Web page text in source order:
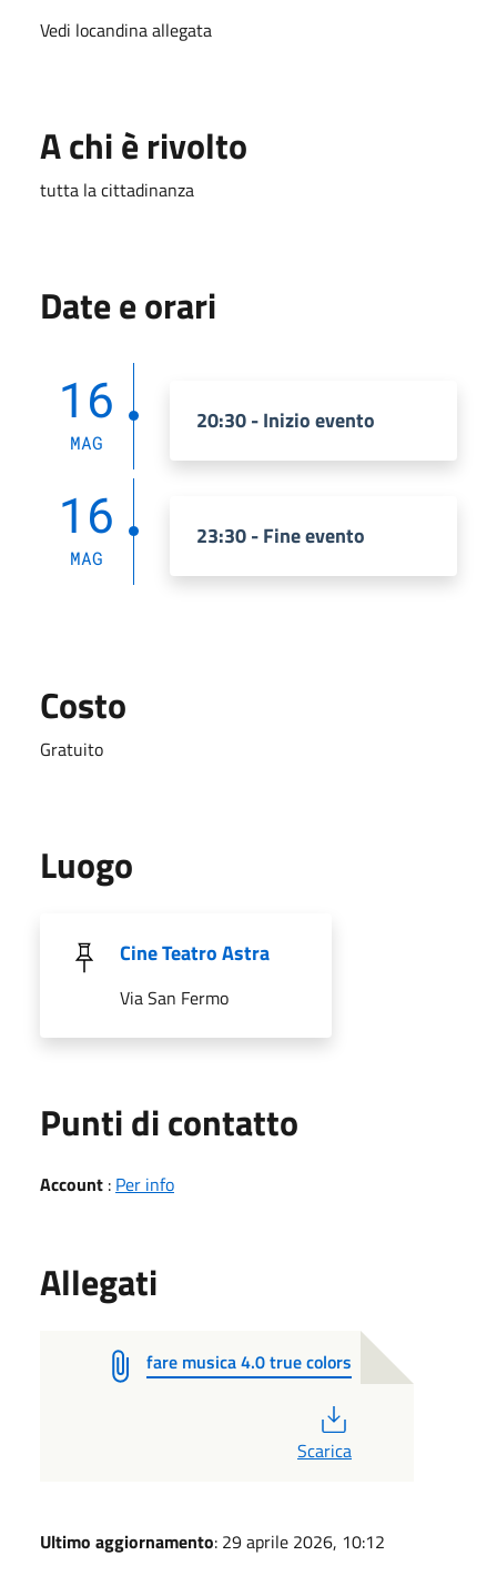
Vedi locandina allegata
A chi è rivolto
tutta la cittadinanza
Date e orari
16
MAG
20:30 - Inizio evento
16
MAG
23:30 - Fine evento
Costo
Gratuito
Luogo
Cine Teatro Astra
Via San Fermo
Punti di contatto
Account : Per info
Allegati
fare musica 4.0 true colors
Scarica
Ultimo aggiornamento: 29 aprile 2026, 10:12